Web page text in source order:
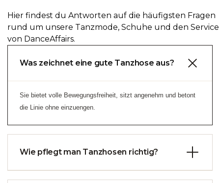
Hier findest du Antworten auf die häufigsten Fragen
rund um unsere Tanzmode, Schuhe und den Service
von DanceAffairs.
Was zeichnet eine gute Tanzhose aus?
Sie bietet volle Bewegungsfreiheit, sitzt angenehm und betont
die Linie ohne einzuengen.
Wie pflegt man Tanzhosen richtig?